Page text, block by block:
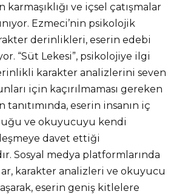
karmaşıklığı ve içsel çatışmalar
Ezmeci’nin psikolojik
derinlikleri, eserin edebi
“Süt Lekesi”, psikolojiye ilgi
karakter analizlerini seven
için kaçırılmaması gereken
tanıtımında, eserin insanın iç
ve okuyucuyu kendi
davet ettiği
Sosyal medya platformlarında
karakter analizleri ve okuyucu
eserin geniş kitlelere